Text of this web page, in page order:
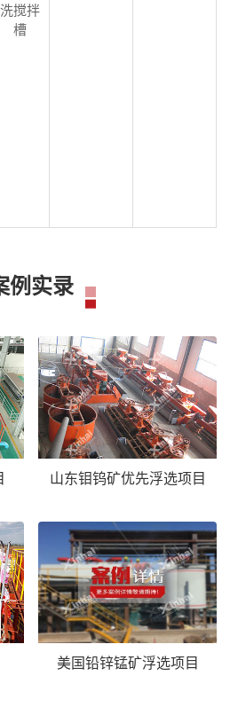
洗搅拌
槽
例实录
山东钼钨矿优先浮选项目
美国铅锌锰矿浮选项目